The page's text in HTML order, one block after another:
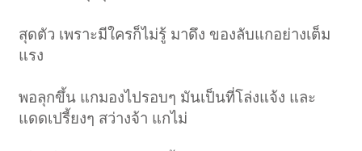
สุดตัว เพราะมีใครก็ไม่รู้ มาดึง ของลับแกอย่างเต็ม
แรง
พอลุกขึ้น แกมองไปรอบๆ มันเป็นที่โล่งแจ้ง และ
แดดเปรี้ยงๆ สว่างจ้า แกไม่